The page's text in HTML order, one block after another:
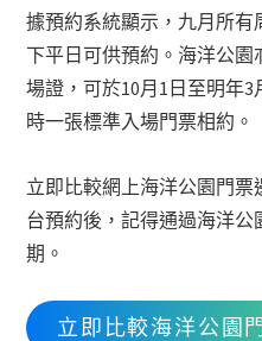
據預約系統顯示，九月所
下平日可供預約。海洋公園
場證，可於10月1日至明年
時一張標準入場門票相約。
立即比較網上海洋公園門
台預約後，記得通過海洋
期。
立即比較海洋公園